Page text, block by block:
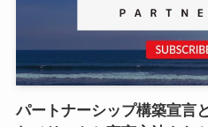
パートナーシップ構築宣言